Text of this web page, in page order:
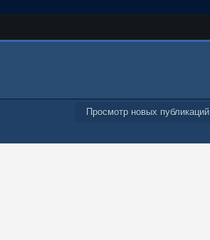
Просмотр новых публикаций